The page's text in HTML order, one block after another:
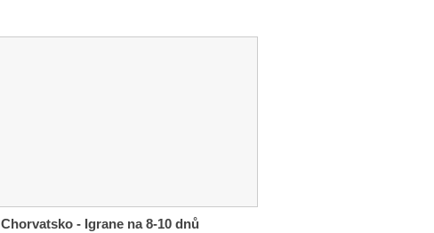
Chorvatsko - Igrane na 8-10 dnů